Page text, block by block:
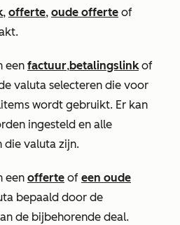
, offerte, oude offerte of
een factuur,betalingslinkof
valuta selecteren die voor
wordt gebruikt. Er kan
ingesteld en alle
die valuta zijn.
een offerte of een oude
bepaald door de
de bijbehorende deal.